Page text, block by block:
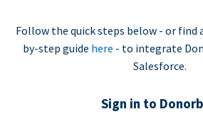
Follow the quick steps below - or find
by-step guide here - to integrate
Salesforce.
Sign in to